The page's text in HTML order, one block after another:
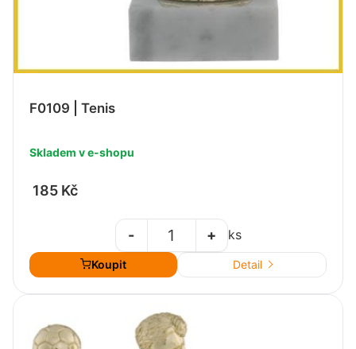
F0109 | Tenis
Skladem v e-shopu
185 Kč
+
- ks
Koupit Detail